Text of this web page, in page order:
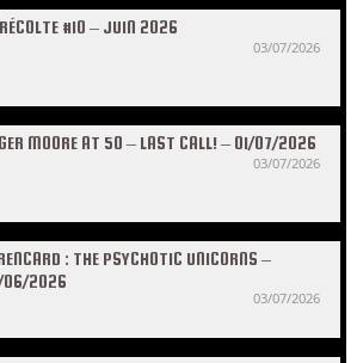
#10 – JUIN 2026
03/07/2026
MOORE AT 50 – LAST CALL! – 01/07/2026
03/07/2026
: THE PSYCHOTIC UNICORNS –
06/2026
03/07/2026